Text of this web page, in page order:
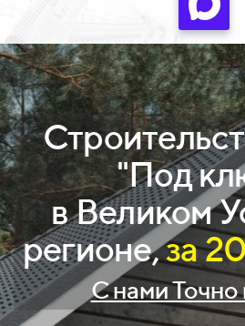
"Под
в Великом
регионе,за
С нами Точно